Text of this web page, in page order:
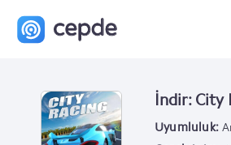
İndir: City
Uyumluluk: